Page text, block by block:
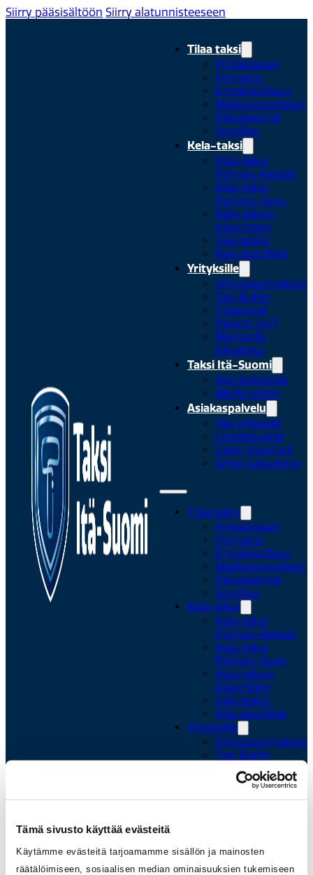
Tämä sivusto käyttää evästeitä
Käytämme evästeitä tarjoamamme sisällön ja mainosten
räätälöimiseen, sosiaalisen median ominaisuuksien tukemiseen
Siirry pääsisältöön Siirry alatunnisteeseen
Tilaa taksi
Hintalaskuri
Hinnasto
Ennakkotilaus
Matkustusohjeet
Taksiasemat
Sovellus
Kela-taksi
Kela-taksi
Pohjois-Karjala
Kela-taksi
Pohjois-Savo
Kela-taksin
tilaaminen
Vakiotaksi
Kela autoilijat
Yrityksille
Yrityssopimukset
Taxi Butler
Tilausajot
Paketti 24/7
Mainonta
takseissa
Taksi Itä-Suomi
Ajankohtaista
Meille töihin
Asiakaspalvelu
Ota yhteyttä
Löytötavarat
Usein kysyttyä
Anna palautetta
Tilaa taksi
Hintalaskuri
Hinnasto
Ennakkotilaus
Matkustusohjeet
Taksiasemat
Sovellus
Kela-taksi
Kela-taksi
Pohjois-Karjala
Kela-taksi
Pohjois-Savo
Kela-taksin
tilaaminen
Vakiotaksi
Kela autoilijat
Yrityksille
Yrityssopimukset
Taxi Butler
Tilausajot
Paketti 24/7
Meille töihin
Asiakaspalvelu